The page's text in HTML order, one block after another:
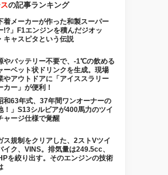
の記事ランキング
着メーカーが作った和製スーパー
!?」F1エンジンを積んだジオッ
キャスピタという伝説
やバッテリー不要で、-1℃の飲める
ーベット状ドリンクを生成。現場
やアウトドアに「アイススラリー
カー」が便利！
和63年式、37年間ワンオーナーの
！」S13シルビアが400馬力のツイ
ャージ仕様で覚醒
ス規制をクリアした、2ストVツイ
イク、VINS。排気量は249.5cc、
を絞り出す。そのエンジンの技術